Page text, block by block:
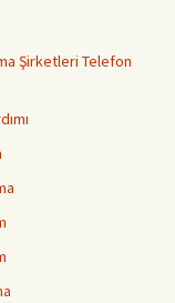
Şirketleri Telefon